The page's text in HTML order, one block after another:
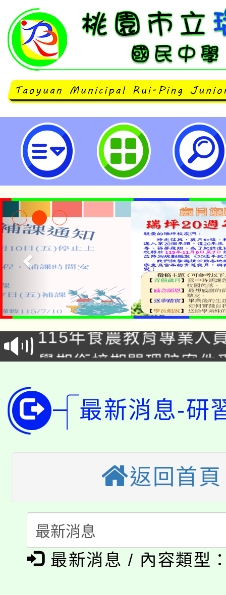
兒盟學苑辦理之課程「正向教養在
用」專業培力課程，歡迎報名參與
國民中學
淨零綠生活教案入校路
會
115年食農教育專業人
程
學期銜接期間理賠案件
版
公告本校115學年度第
代理(課)教師甄選結果(
「2026金融保險知識
桃園市115學年度學生
生本土語及新住民語歌
公告本校115學年度第
代理(課)教師甄選結果(
公告本校115學年度第
代理(課)教師甄選結果(
轉知中國文化大學推廣
《TA101》溝通分析基
淨零綠生活教案入校路
最新消息-研
返回首頁
最新消息 / 內容類型